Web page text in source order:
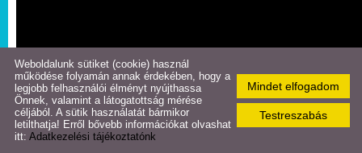
Letöltések
Nyomtatványok
Mindet elfogadom
Testreszabás
Weboldalunk sütiket (cookie) használ
működése folyamán annak érdekében, hogy a
legjobb felhasználói élményt nyújthassa
Önnek, valamint a látogatottság mérése
céljából. A sütik használatát bármikor
letilthatja! Erről bővebb információkat olvashat
itt: Adatkezelési tájékoztatónk